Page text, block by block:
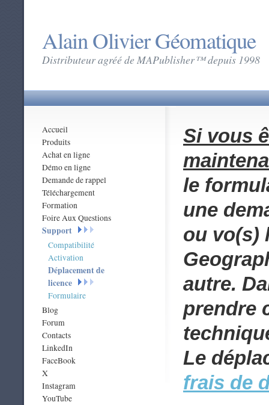
Alain Olivier Géomatique
Distributeur agréé de MAPublisher™ depuis 1998
Accueil
Produits
Achat en ligne
Démo en ligne
Demande de rappel
Téléchargement
Formation
Foire Aux Questions
Support
Compatibilité
Activation
Déplacement de
licence
Formulaire
Blog
Forum
Contacts
LinkedIn
FaceBook
X
Instagram
YouTube
Si vous
le
une
ou vo(s)
autre.
prendre
Le
frais de